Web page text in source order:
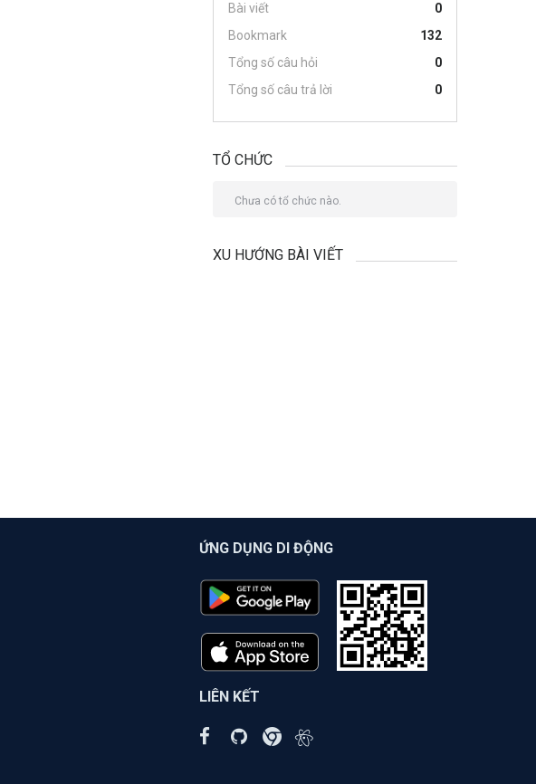
Bài viết
0
Bookmark
132
Tổng số câu hỏi
0
Tổng số câu trả lời
0
TỔ CHỨC
Chưa có tổ chức nào.
XU HƯỚNG BÀI VIẾT
ỨNG DỤNG DI ĐỘNG
LIÊN KẾT